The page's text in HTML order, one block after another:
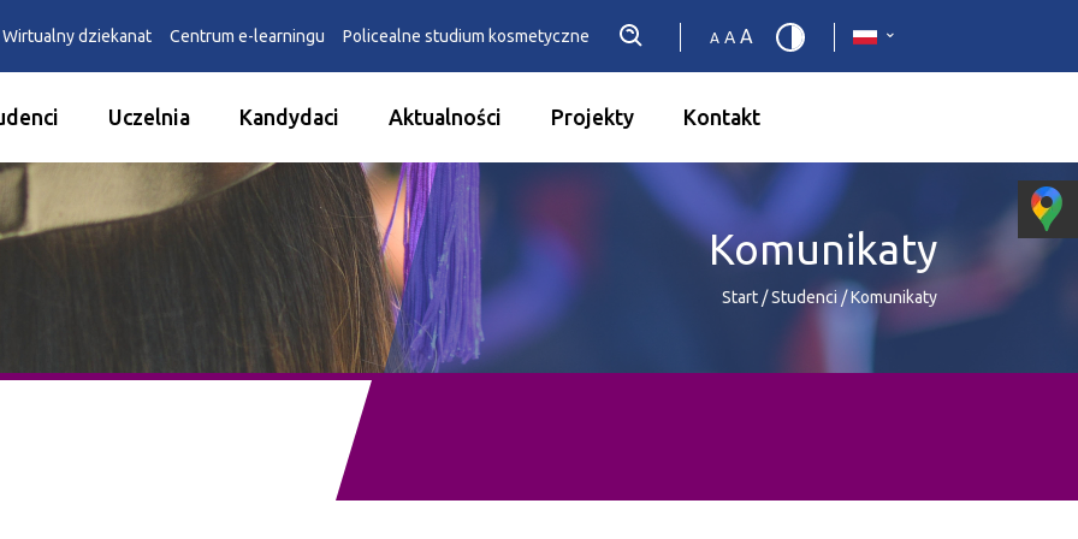
Wirtualny dziekanat Centrum e-learningu Policealne studium kosmetyczne A A A
Uczelnia Kandydaci Aktualności Projekty Kontakt
Komunikaty
Start/Studenci /Komunikaty